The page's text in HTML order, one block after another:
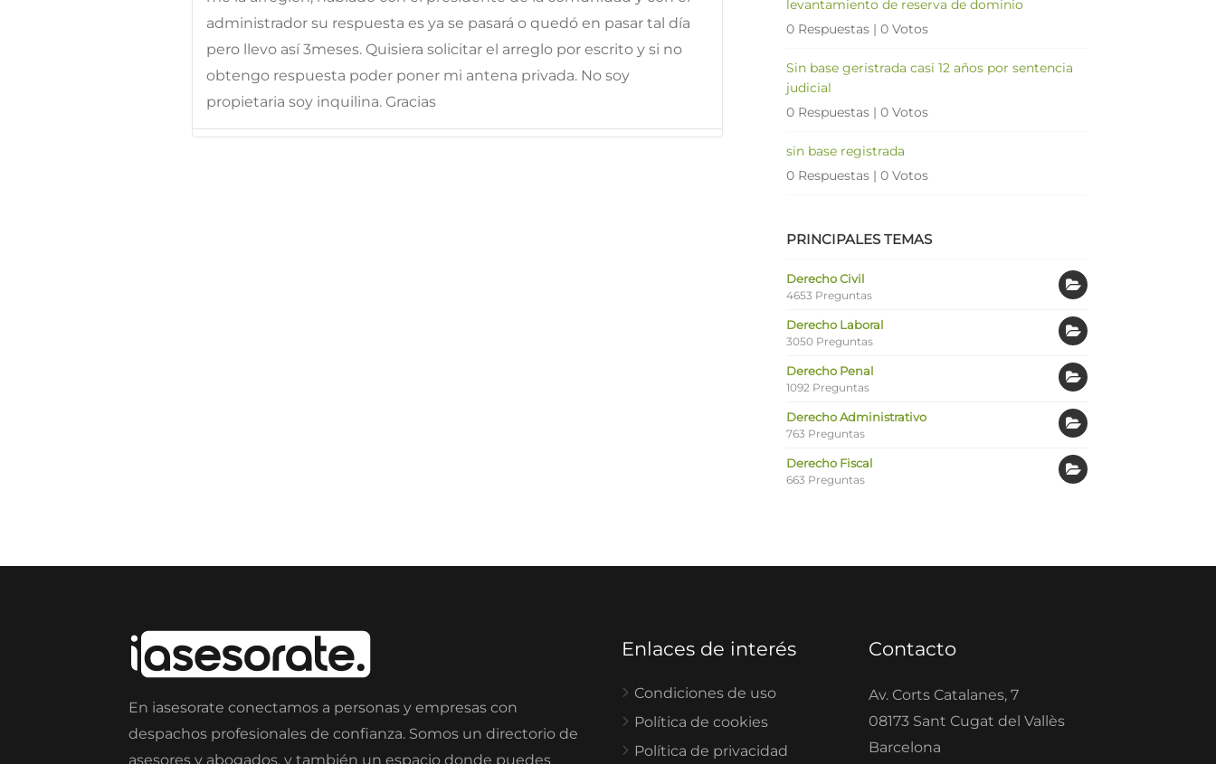
administrador su respuesta es ya se pasará o quedó en pasar tal día
pero llevo así 3meses. Quisiera solicitar el arreglo por escrito y si no
obtengo respuesta poder poner mi antena privada. No soy
propietaria soy inquilina. Gracias
levantamiento de reserva de dominio
0 Respuestas | 0 Votos
Sin base geristrada casi 12 años por sentencia
judicial
0 Respuestas | 0 Votos
sin base registrada
0 Respuestas | 0 Votos
PRINCIPALES TEMAS
Derecho Civil
4653 Preguntas
Derecho Laboral
3050 Preguntas
Derecho Penal
1092 Preguntas
Derecho Administrativo
763 Preguntas
Derecho Fiscal
663 Preguntas
En iasesorate conectamos a personas y empresas con
despachos profesionales de confianza. Somos un directorio de
asesores y abogados, y también un espacio donde puedes
Enlaces de interés
Condiciones de uso
Política de cookies
Política de privacidad
Contacto
Av. Corts Catalanes, 7
08173 Sant Cugat del Vallès
Barcelona